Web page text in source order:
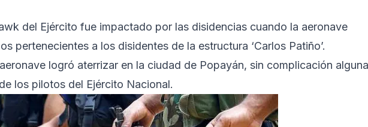
del Ejército fue impactado por las disidencias cuando la aeronave
pertenecientes a los disidentes de la estructura ‘Carlos Patiño’.
logró aterrizar en la ciudad de Popayán, sin complicación
los pilotos del Ejército Nacional.